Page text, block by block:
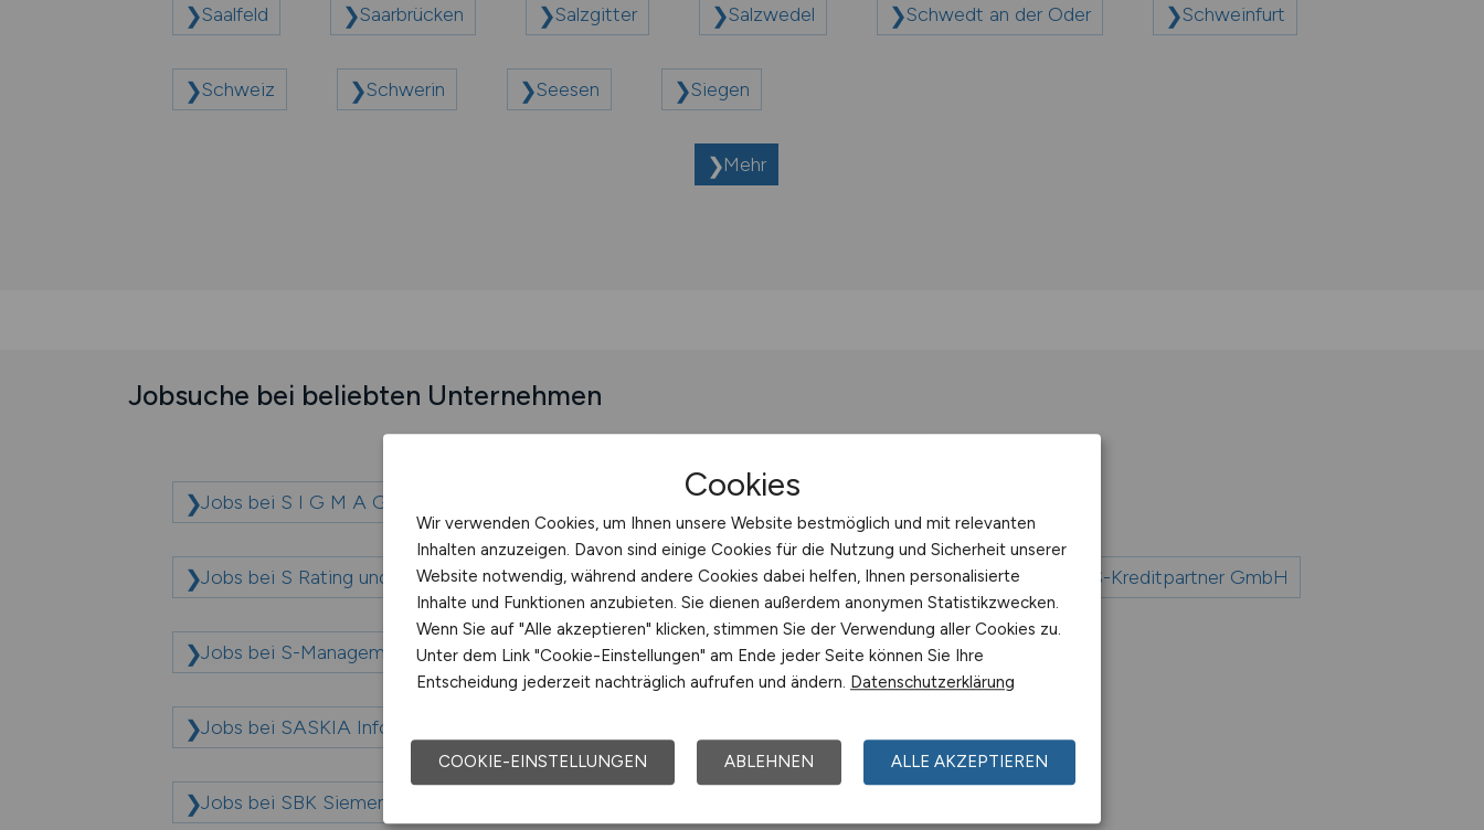
Saalfeld Saarbrücken Salzgitter Salzwedel Schwedt an der Oder Schweinfurt
Schweiz Schwerin Seesen Siegen
Mehr
Jobsuche bei beliebten Unternehmen
Jobs bei S I G M A Gesellschaft für Systementwicklung und Datenverarbeitung mbH
Jobs bei S Rating und Risikosysteme GmbH Jobs bei S-Factoring GmbH Jobs bei S-Kreditpartner GmbH
Jobs bei S-Management Services GmbH - Ein Unternehmen der DSV-Gruppe
Jobs bei SASKIA Informations-Systeme GmbH
Jobs bei SBK Siemens-Betriebskrankenkasse
Cookies
Wir verwenden Cookies, um Ihnen unsere Website bestmöglich und mit relevanten
Inhalten anzuzeigen. Davon sind einige Cookies für die Nutzung und Sicherheit unserer
Website notwendig, während andere Cookies dabei helfen, Ihnen personalisierte
Inhalte und Funktionen anzubieten. Sie dienen außerdem anonymen Statistikzwecken.
Wenn Sie auf "Alle akzeptieren" klicken, stimmen Sie der Verwendung aller Cookies zu.
Unter dem Link "Cookie-Einstellungen" am Ende jeder Seite können Sie Ihre
Entscheidung jederzeit nachträglich aufrufen und ändern. Datenschutzerklärung
COOKIE-EINSTELLUNGEN ABLEHNEN ALLE AKZEPTIEREN